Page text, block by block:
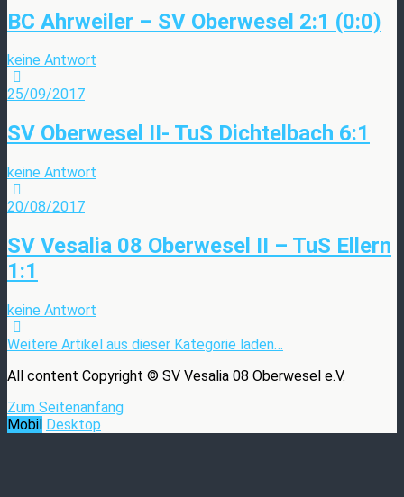
BC Ahrweiler – SV Oberwesel 2:1 (0:0)
keine Antwort
25/09/2017
SV Oberwesel II- TuS Dichtelbach 6:1
keine Antwort
20/08/2017
SV Vesalia 08 Oberwesel II – TuS Ellern
1:1
keine Antwort
Weitere Artikel aus dieser Kategorie laden…
All content Copyright © SV Vesalia 08 Oberwesel e.V.
Zum Seitenanfang
Mobil Desktop